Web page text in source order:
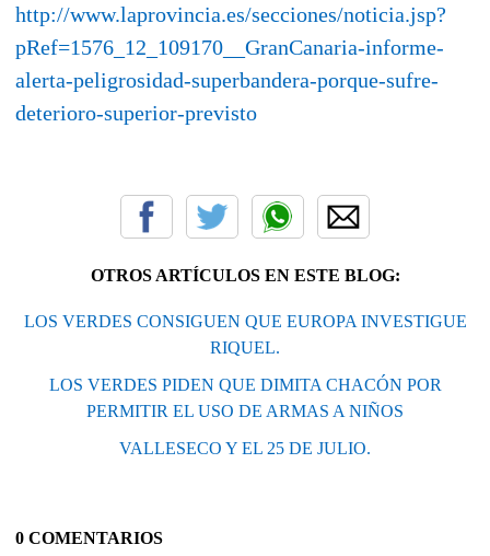
http://www.laprovincia.es/secciones/noticia.jsp?
pRef=1576_12_109170__GranCanaria-informe-
alerta-peligrosidad-superbandera-porque-sufre-
deterioro-superior-previsto
OTROS ARTÍCULOS EN ESTE BLOG:
LOS VERDES CONSIGUEN QUE EUROPA INVESTIGUE
RIQUEL.
LOS VERDES PIDEN QUE DIMITA CHACÓN POR
PERMITIR EL USO DE ARMAS A NIÑOS
VALLESECO Y EL 25 DE JULIO.
0 COMENTARIOS